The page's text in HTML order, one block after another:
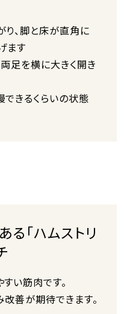
り、脚と床が直角に
ます
足を横に大きく開き
できるくらいの状態
「ハムストリ
い筋肉です。
改善が期待できます。